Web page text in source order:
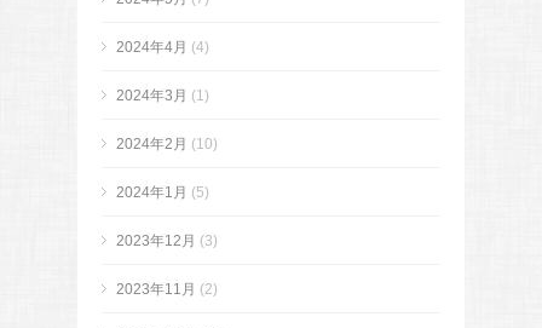
2024年4月 (4)
2024年3月 (1)
2024年2月 (10)
2024年1月 (5)
2023年12月 (3)
2023年11月 (2)